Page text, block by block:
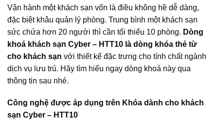
Vận hành một khách sạn vốn là điều không hề dễ dàng,
đặc biệt khâu quản lý phòng. Trung bình một khách sạn
sức chứa hơn 20 người thì cần tối thiểu 10 phòng. Dòng
khoá khách sạn Cyber – HTT10 là dòng khóa thẻ từ
cho khách sạn với thiết kế đặc trưng cho tính chất ngành
dịch vụ lưu trú. Hãy tìm hiểu ngay dòng khoá này qua
thông tin sau nhé.
Công nghệ được áp dụng trên Khóa dành cho khách
sạn Cyber – HTT10